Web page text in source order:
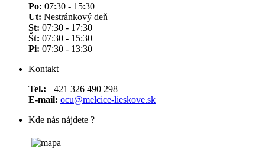
Po: 07:30 - 15:30
Ut: Nestránkový deň
St: 07:30 - 17:30
Št: 07:30 - 15:30
Pi: 07:30 - 13:30
Kontakt
Tel.: +421 326 490 298
E-mail: ocu@melcice-lieskove.sk
Kde nás nájdete ?